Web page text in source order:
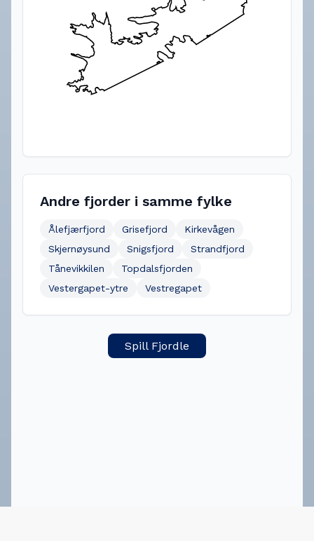
Andre fjorder i samme fylke
Ålefjærfjord Grisefjord
Kirkevågen
Skjernøysund
Snigsfjord
Strandfjord
Tånevikkilen
Topdalsfjorden
Vestergapet-ytre
Vestregapet
Spill Fjordle